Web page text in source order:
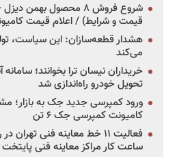
قیمت و شرایط) / اعلام قیمت کامیونت فورس
هشدار قطعه‌سازان: این سیاست،
می‌کند
خریداران نیسان ترا بخوانند؛ سامانه
تحویل خودرو راه‌اندازی شد
ورود کمپرسی جدید جک به بازار؛
کامیونت کمپرسی جک ۶ تن
فعالیت ۱۱ خط معاینه فنی
ساعت کار مراکز معاینه فنی پایتخت